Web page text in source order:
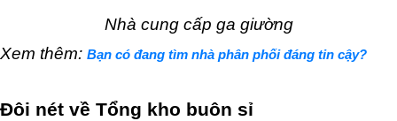
Nhà cung cấp ga giường
Xem thêm: Bạn có đang tìm nhà phân phối đáng tin cậy?
Đôi nét về Tổng kho buôn sỉ